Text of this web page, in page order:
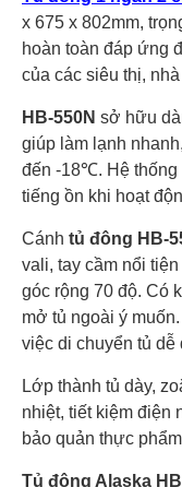
x 675 x 802mm,
hoàn toàn đáp ứng
của các siêu thị,
HB-550N sở hữu
giúp làm lạnh
đến -18℃. Hệ thống
tiếng ồn khi hoạt
Cánh tủ đông HB-
vali, tay cầm nổi
góc rộng 70 độ. Có
mở tủ ngoài ý
việc di chuyển tủ dễ
Lớp thành tủ dày,
nhiệt, tiết kiệm điện
bảo quản thực
Tủ đông Alaska